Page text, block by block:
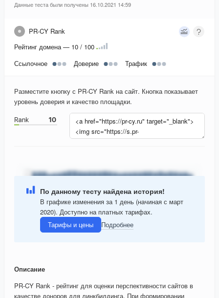
Данные теста были получены 16.10.2021 14:59
PR-CY Rank
Рейтинг домена — 10 / 100
Ссылочное
Доверие Трафик
Разместите кнопку с PR-CY Rank на сайт. Кнопка показывает
уровень доверия и качество площадки.
По данному тесту найдена история!
В графике изменения за 1 день (начиная с март
2020). Доступно на платных тарифах.
Тарифы и цены
Подробнее
Описание
PR-CY Rank - рейтинг для оценки перспективности сайтов в
качестве доноров для линкбилдинга. При формировании